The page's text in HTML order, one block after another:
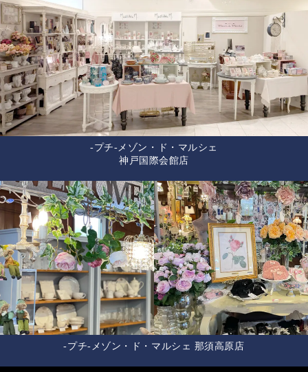
-プチ-メゾン・ド・マルシェ
神戸国際会館店
-プチ-メゾン・ド・マルシェ 那須高原店